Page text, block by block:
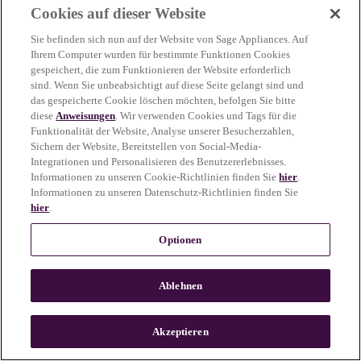
more information)
n
Cookies auf dieser Website
Sie befinden sich nun auf der Website von Sage Appliances. Auf
Ihrem Computer wurden für bestimmte Funktionen Cookies
gespeichert, die zum Funktionieren der Website erforderlich
sind. Wenn Sie unbeabsichtigt auf diese Seite gelangt sind und
das gespeicherte Cookie löschen möchten, befolgen Sie bitte
dieseAnweisungen. Wir verwenden Cookies und Tags für die
Funktionalität der Website, Analyse unserer Besucherzahlen,
Sichern der Website, Bereitstellen von Social-Media-
Integrationen und Personalisieren des Benutzererlebnisses.
Informationen zu unseren Cookie-Richtlinien finden Siehier.
Informationen zu unseren Datenschutz-Richtlinien finden Sie
hier.
Optionen
Ablehnen
Akzeptieren